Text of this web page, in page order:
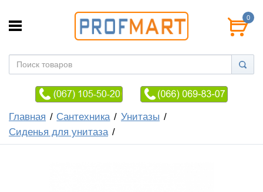
0
Главная Сантехника
Унитазы
Сиденья для унитаза